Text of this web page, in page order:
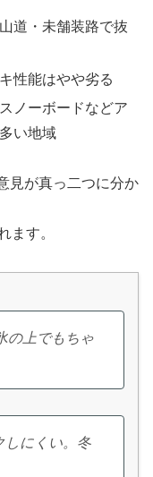
道・未舗装路で抜
性能はやや劣る
ノーボードなどア
い地域
見が真っ二つに分か
ます。
の上でもちゃ
しにくい。冬